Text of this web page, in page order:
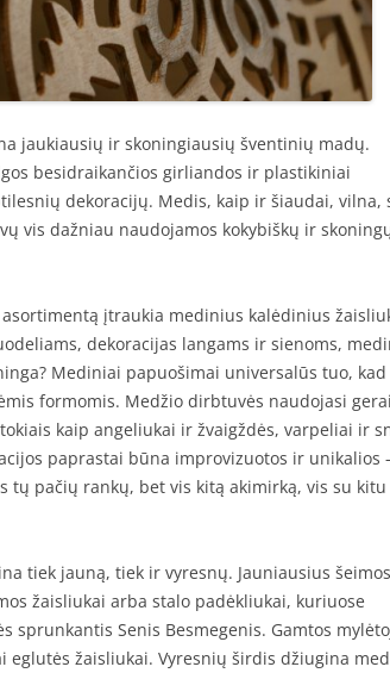
jaukiausių ir skoningiausių šventinių madų.
besidraikančios girliandos ir plastikiniai
dekoracijų. Medis, kaip ir šiaudai, vilna,
vis dažniau naudojamos kokybiškų ir
įtraukia medinius kalėdinius
dekoracijas langams ir sienoms,
Mediniai papuošimai universalūs tuo, kad
formomis. Medžio dirbtuvės naudojasi gerai
kaip angeliukai ir žvaigždės, varpeliai ir
paprastai būna improvizuotos ir unikalios
tų pačių rankų, bet vis kitą akimirką, vis su kitu
tiek jauną, tiek ir vyresnų. Jauniausius
žaisliukai arba stalo padėkliukai, kuriuose
sprunkantis Senis Besmegenis. Gamtos
eglutės žaisliukai. Vyresnių širdis džiugina